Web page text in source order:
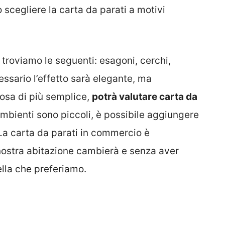
scegliere la carta da parati a motivi
le seguenti: esagoni, cerchi,
l’effetto sarà elegante, ma
di più semplice, potrà valutare carta da
sono piccoli, è possibile aggiungere
carta da parati in commercio è
abitazione cambierà e senza aver
che preferiamo.